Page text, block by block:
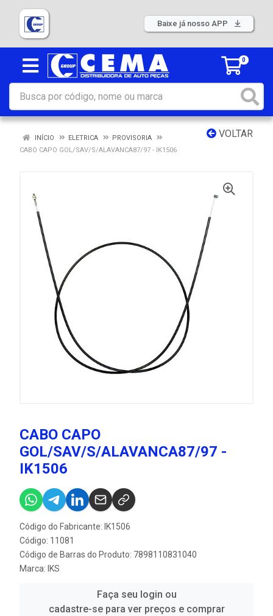
Baixe já nosso APP
0
VOLTAR
INÍCIO ELETRICA
PROVISORIA
CABO CAPO GOL/SAV/S/ALAVANCA87/97 - IK1506
CABO CAPO
GOL/SAV/S/ALAVANCA87/97 -
IK1506
Código do Fabricante: IK1506
Código: 11081
Código de Barras do Produto: 7898110831040
Marca: IKS
Faça seu login ou
cadastre-se para ver preços e comprar